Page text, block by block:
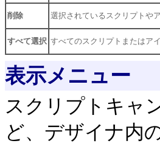
削除 選択されているスクリプトや
すべて選択 すべてのスクリプトまたはア
表示メニュー
スクリプトキャ
ど、デザイナ内